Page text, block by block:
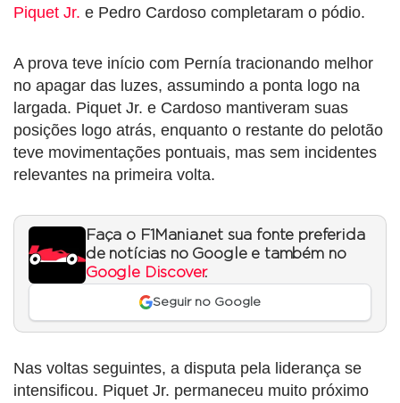
Piquet Jr. e Pedro Cardoso completaram o pódio.
A prova teve início com Pernía tracionando melhor
no apagar das luzes, assumindo a ponta logo na
largada. Piquet Jr. e Cardoso mantiveram suas
posições logo atrás, enquanto o restante do pelotão
teve movimentações pontuais, mas sem incidentes
relevantes na primeira volta.
Faça o F1Mania.net sua fonte preferida
de notícias no Google e também no
Google Discover.
Seguir no Google
Nas voltas seguintes, a disputa pela liderança se
intensificou. Piquet Jr. permaneceu muito próximo